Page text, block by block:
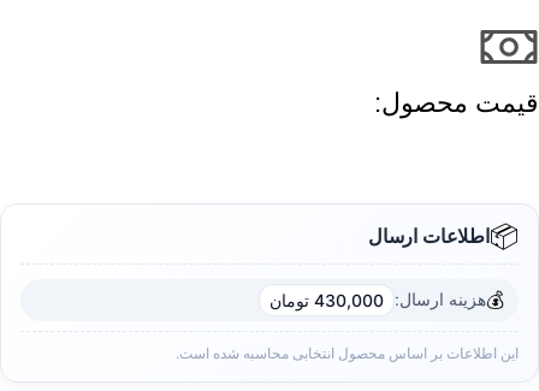
قیمت محصول:​
📦اطلاعات ارسال
💰هزینه ارسال: 430,000 تومان
این اطلاعات بر اساس محصول انتخابی محاسبه شده است.